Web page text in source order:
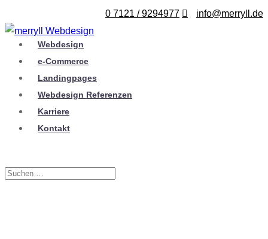
0 7121 / 9294977 info@merryll.de
Webdesign
e-Commerce
Landingpages
Webdesign Referenzen
Karriere
Kontakt